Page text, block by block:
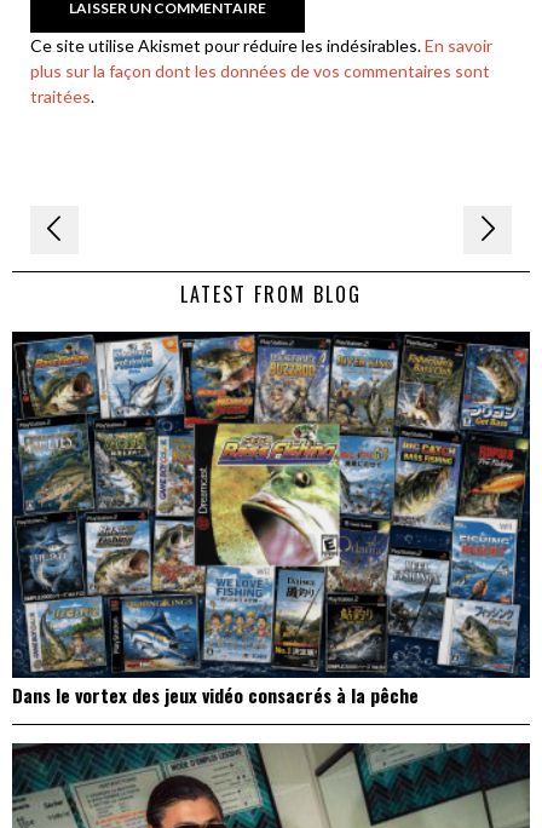
Ce site utilise Akismet pour réduire les indésirables.En savoir
plus sur la façon dont les données de vos commentaires sont
traitées.
Navigation
de LATEST FROM BLOG
Dans le vortex des jeux vidéo consacrés à la pêche